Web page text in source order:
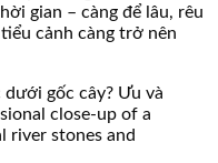
gian – càng để lâu, rêu
cảnh càng trở nên